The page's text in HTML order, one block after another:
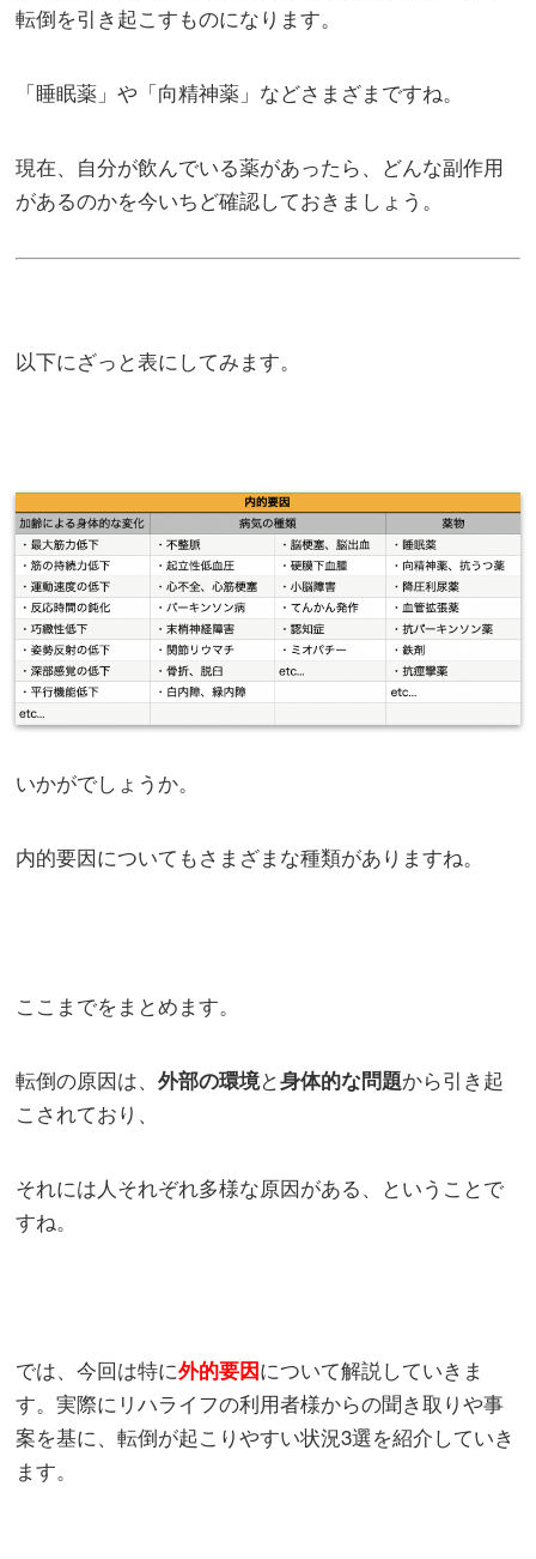
転倒を引き起こすものになります。
「睡眠薬」や「向精神薬」などさまざまですね。
現在、自分が飲んでいる薬があったら、どんな副作用
があるのかを今いちど確認しておきましょう。
以下にざっと表にしてみます。
いかがでしょうか。
内的要因についてもさまざまな種類がありますね。
ここまでをまとめます。
転倒の原因は、外部の環境と身体的な問題から引き起
こされており、
それには人それぞれ多様な原因がある、ということで
すね。
では、今回は特に外的要因について解説していきま
す。実際にリハライフの利用者様からの聞き取りや事
案を基に、転倒が起こりやすい状況3選を紹介していき
ます。